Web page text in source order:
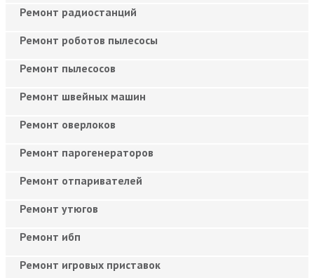
Ремонт радиостанций
Ремонт роботов пылесосы
Ремонт пылесосов
Ремонт швейных машин
Ремонт оверлоков
Ремонт парогенераторов
Ремонт отпаривателей
Ремонт утюгов
Ремонт ибп
Ремонт игровых приставок